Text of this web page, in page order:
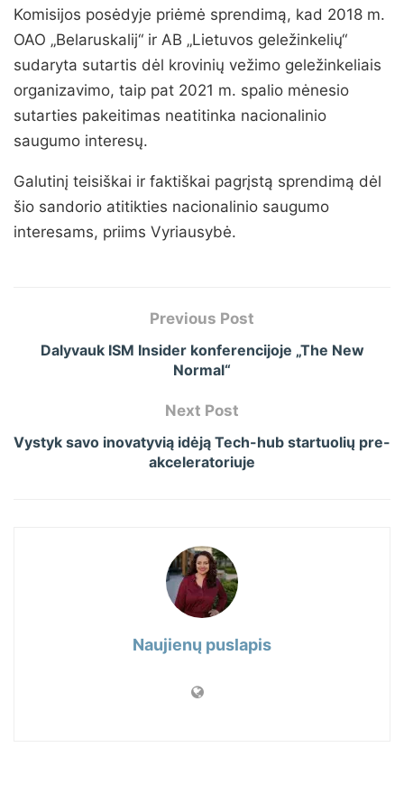
Komisijos posėdyje priėmė sprendimą, kad 2018 m.
OAO „Belaruskalij“ ir AB „Lietuvos geležinkelių“
sudaryta sutartis dėl krovinių vežimo geležinkeliais
organizavimo, taip pat 2021 m. spalio mėnesio
sutarties pakeitimas neatitinka nacionalinio
saugumo interesų.
Galutinį teisiškai ir faktiškai pagrįstą sprendimą dėl
šio sandorio atitikties nacionalinio saugumo
interesams, priims Vyriausybė.
Previous Post
Dalyvauk ISM Insider konferencijoje „The New
Normal“
Next Post
Vystyk savo inovatyvią idėją Tech-hub startuolių pre-
akceleratoriuje
Naujienų puslapis